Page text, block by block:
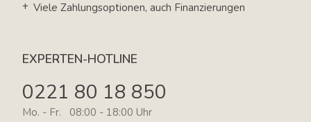
Viele Zahlungsoptionen, auch Finanzierungen
EXPERTEN-HOTLINE
0221 80 18 850
Mo. - Fr. 08:00 - 18:00 Uhr